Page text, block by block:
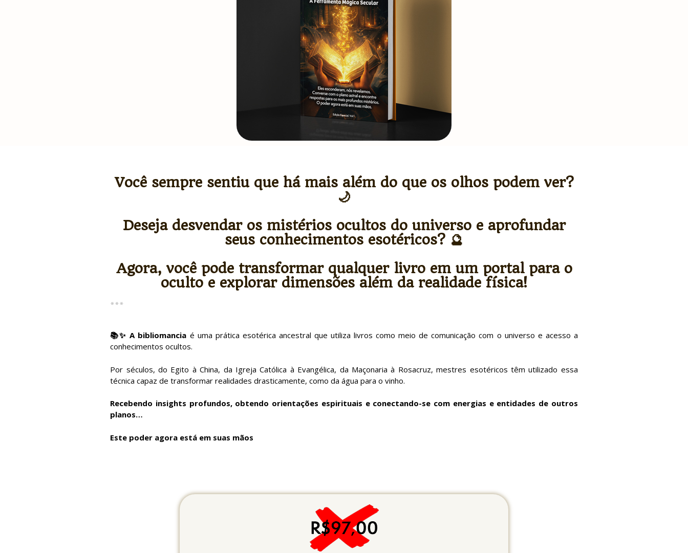
Você sempre sentiu que há mais além do que os olhos podem ver?
🌙
Deseja desvendar os mistérios ocultos do universo e aprofundar
seus conhecimentos esotéricos? 🔮
Agora, você pode transformar qualquer livro em um portal para o
oculto e explorar dimensões além da realidade física!
***
📚✨ A bibliomancia é uma prática esotérica ancestral que utiliza livros como meio de comunicação com o universo e acesso a
conhecimentos ocultos.
Por séculos, do Egito à China, da Igreja Católica à Evangélica, da Maçonaria à Rosacruz, mestres esotéricos têm utilizado essa
técnica capaz de transformar realidades drasticamente, como da água para o vinho.
Recebendo insights profundos, obtendo orientações espirituais e conectando-se com energias e entidades de outros
planos…
Este poder agora está em suas mãos